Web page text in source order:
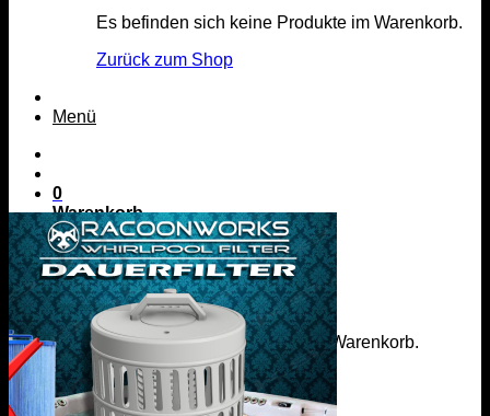
Es befinden sich keine Produkte im Warenkorb.
Zurück zum Shop
Menü
0
Warenkorb
Es befinden sich keine Produkte im Warenkorb.
Zurück zum Shop